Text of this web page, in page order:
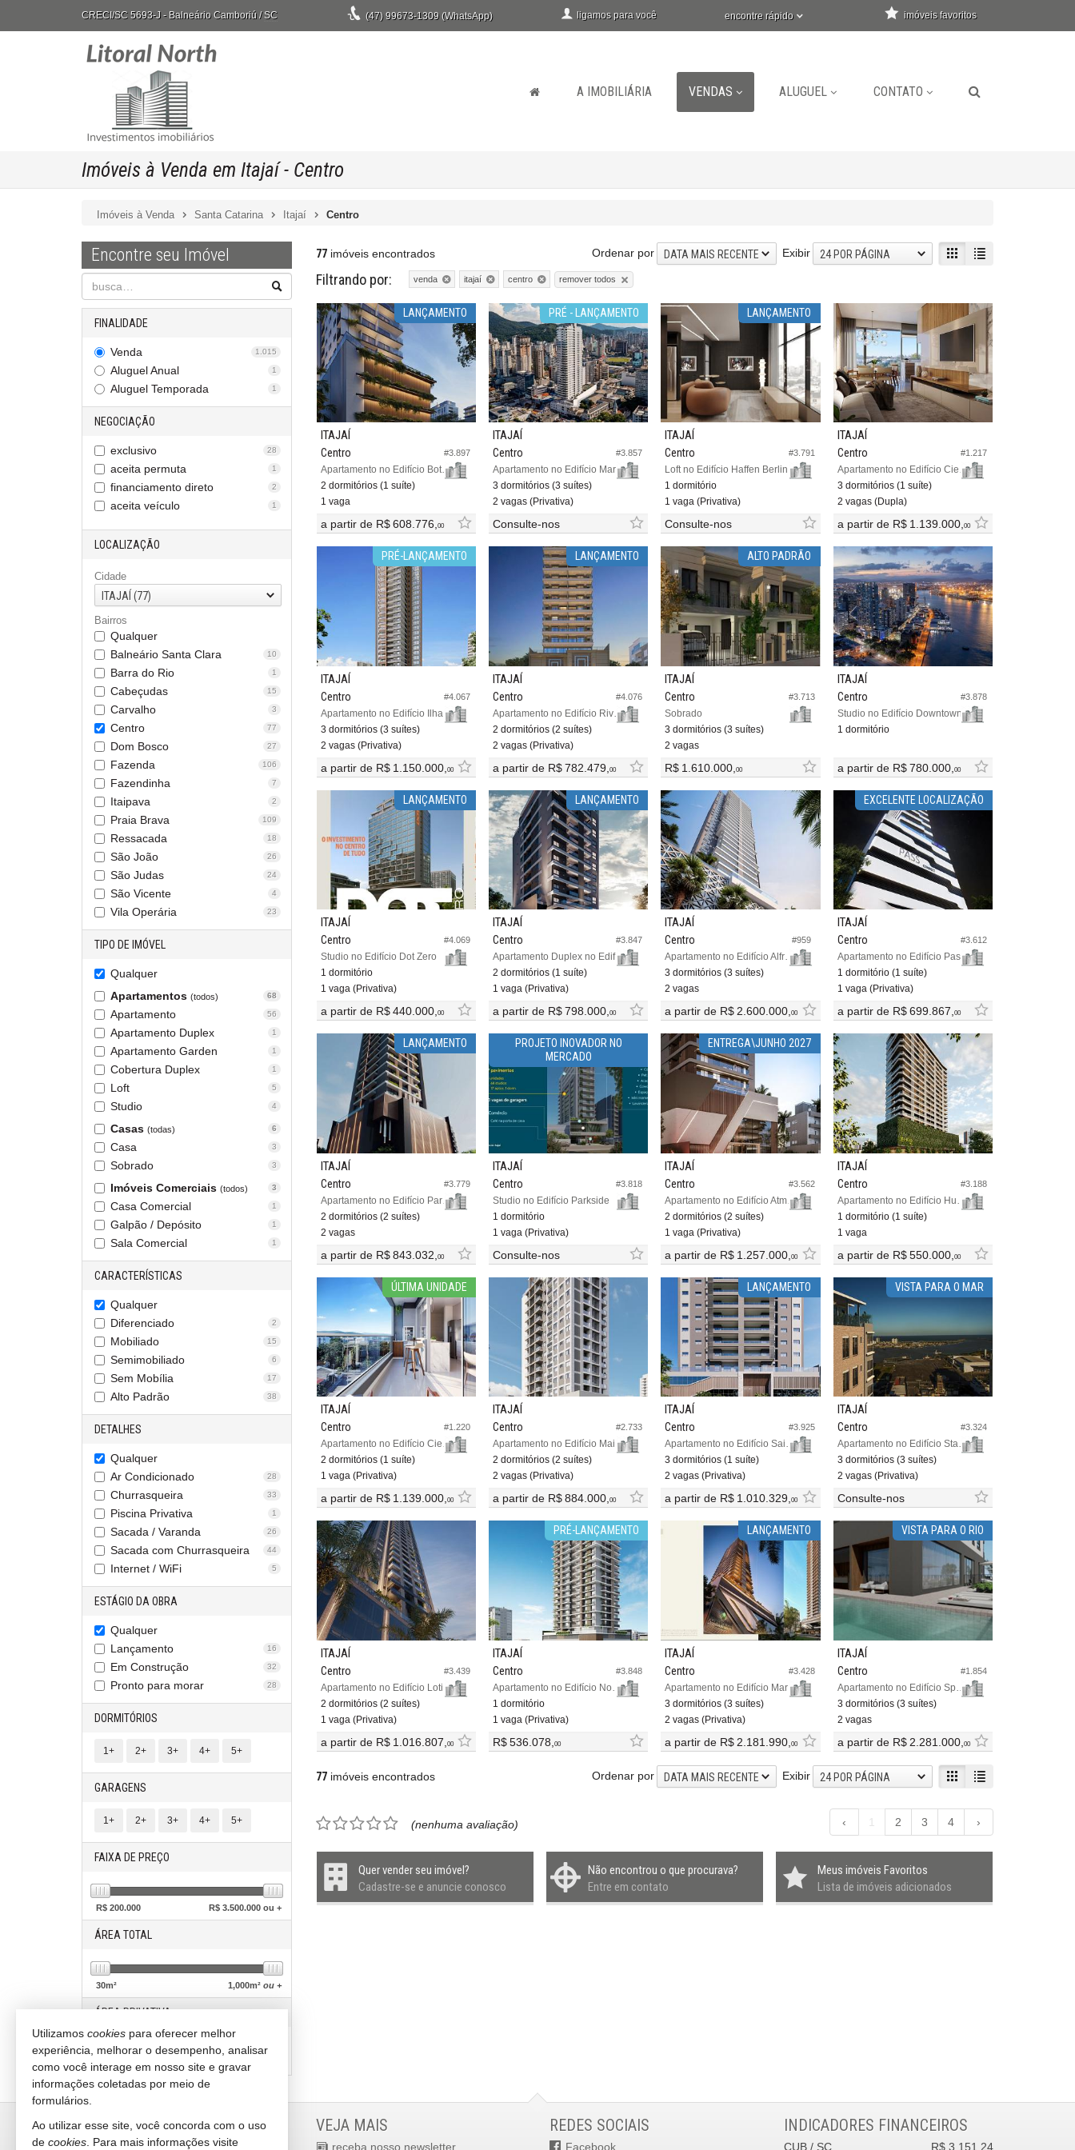
CRECI/SC 5693-J - Balneário Camboriú /SC (47) 99673-1309 (WhatsApp) ligamos para você encontre rápido imóveis favoritos
A IMOBILIÁRIA VENDAS ALUGUEL CONTATO
Imóveis à Venda em Itajaí - Centro
Imóveis à Venda Santa Catarina Itajaí Centro
Encontre seu Imóvel
FINALIDADE
Venda 1.015
Aluguel Anual 1
Aluguel Temporada 1
NEGOCIAÇÃO
exclusivo 28
aceita permuta 1
financiamento direto 2
aceita veículo 1
LOCALIZAÇÃO
Cidade
ITAJAÍ (77)
Bairros
Qualquer
Balneário Santa Clara
10
Barra do Rio 1
Cabeçudas 15
Carvalho 3
Centro 77
Dom Bosco 27
Fazenda 106
Fazendinha 7
Itaipava 2
Praia Brava 109
Ressacada 18
São João 26
São Judas 24
São Vicente 4
Vila Operária 23
TIPO DE IMÓVEL
Qualquer
Apartamentos (todos) 68
Apartamento 56
Apartamento Duplex 1
Apartamento Garden 1
Cobertura Duplex 1
Loft 5
Studio 4
Casas (todas) 6
Casa 3
Sobrado 3
Imóveis Comerciais (todos) 3
Casa Comercial 1
Galpão / Depósito 1
Sala Comercial 1
CARACTERÍSTICAS
Qualquer
Diferenciado
2
Mobiliado 15
Semimobiliado 6
Sem Mobília 17
Alto Padrão 38
DETALHES
Qualquer
Ar Condicionado
28
Churrasqueira 33
Piscina Privativa 1
Sacada / Varanda 26
Sacada com Churrasqueira 44
Internet / WiFi 5
ESTÁGIO DA OBRA
Qualquer
Lançamento
16
Em Construção 32
Pronto para morar 28
DORMITÓRIOS
1+ 2+ 3+ 4+ 5+
GARAGENS
1+ 2+ 3+ 4+ 5+
FAIXA DE PREÇO
R$ 200.000 R$ 3.500.000 ou +
ÁREA TOTAL
30m² 1,000m² ou +
ÁREA PRIVATIVA
20
77imóveis encontrados Exibir 24 POR PÁGINA
Ordenar por DATA MAIS RECENTE
Filtrando por: venda itajaí centro remover todos
LANÇAMENTO
#3.897
ITAJAÍ
Centro
Apartamento no Edifício Bothanic
2 dormitórios (1 suíte)
1 vaga
a partir de R$ 608.776,00
PRÉ - LANÇAMENTO
#3.857
ITAJAÍ
Centro
Apartamento no Edifício Marina Sky
3 dormitórios (3 suítes)
2 vagas (Privativa)
Consulte-nos
LANÇAMENTO
#3.791
ITAJAÍ
Centro
Loft no Edifício Haffen Berlin
1 dormitório
1 vaga (Privativa)
Consulte-nos
#1.217
ITAJAÍ
Centro
Apartamento no Edifício Cielo Di Amalfi
3 dormitórios (1 suíte)
2 vagas (Dupla)
a partir de R$ 1.139.000,00
PRÉ-LANÇAMENTO
#4.067
ITAJAÍ
Centro
Apartamento no Edifício Ilha de Cozumel
3 dormitórios (3 suítes)
2 vagas (Privativa)
a partir de R$ 1.150.000, 00
LANÇAMENTO
#4.076
ITAJAÍ
Centro
Apartamento no Edifício Rivello Residencial
2 dormitórios (2 suítes)
2 vagas (Privativa)
a partir de R$ 782.479, 00
ALTO PADRÃO
#3.713
ITAJAÍ
Centro
Sobrado
3 dormitórios (3 suítes)
2 vagas
R$ 1.610.000,00
#3.878
ITAJAÍ
Centro
Studio no Edifício Downtown
1 dormitório
a partir de R$ 780.000, 00
LANÇAMENTO
#4.069
ITAJAÍ
Centro
Studio no Edifício Dot Zero
1 dormitório
1 vaga (Privativa)
a partir de R$ 440.000,00
LANÇAMENTO
#3.847
ITAJAÍ
Centro
Apartamento Duplex no Edifício Urban Life Home
2 dormitórios (1 suíte)
1 vaga (Privativa)
a partir de R$ 798.000,00
#959
ITAJAÍ
Centro
Apartamento no Edifício Alfredo Volpi Residence
3 dormitórios (3 suítes)
2 vagas
a partir de R$ 2.600.000,00
EXCELENTE LOCALIZAÇÃO
#3.612
ITAJAÍ
Centro
Apartamento no Edifício Pass Connect
1 dormitório (1 suíte)
1 vaga (Privativa)
a partir de R$ 699.867,00
LANÇAMENTO
#3.779
ITAJAÍ
Centro
Apartamento no Edifício Paramount 116
2 dormitórios (2 suítes)
2 vagas
a partir de R$ 843.032, 00
PROJETO INOVADOR NO
MERCADO
#3.818
ITAJAÍ
Centro
Studio no Edifício Parkside
1 dormitório
1 vaga (Privativa)
Consulte-nos
ENTREGA\JUNHO 2027
#3.562
ITAJAÍ
Centro
Apartamento no Edifício Atman
2 dormitórios (2 suítes)
1 vaga (Privativa)
a partir de R$ 1.257.000,00
#3.188
ITAJAÍ
Centro
Apartamento no Edifício Hub 45
1 dormitório (1 suíte)
1 vaga
a partir de R$ 550.000, 00
ÚLTIMA UNIDADE
#1.220
ITAJAÍ
Centro
Apartamento no Edifício Cielo Di Amalfi
2 dormitórios (1 suíte)
1 vaga (Privativa)
a partir de R$ 1.139.000,00
#2.733
ITAJAÍ
Centro
Apartamento no Edifício Maiori
2 dormitórios (2 suítes)
2 vagas (Privativa)
a partir de R$ 884.000,00
LANÇAMENTO
#3.925
ITAJAÍ
Centro
Apartamento no Edifício Saint Malo
3 dormitórios (1 suíte)
2 vagas (Privativa)
a partir de R$ 1.010.329,00
VISTA PARA O MAR
#3.324
ITAJAÍ
Centro
Apartamento no Edifício Star Class Home
3 dormitórios (3 suítes)
2 vagas (Privativa)
Consulte-nos
#3.439
ITAJAÍ
Centro
Apartamento no Edifício Lotisa Art Tower
2 dormitórios (2 suítes)
1 vaga (Privativa)
a partir de R$ 1.016.807, 00
PRÉ-LANÇAMENTO
#3.848
ITAJAÍ
Centro
Apartamento no Edifício Now Residence
1 dormitório
1 vaga (Privativa)
R$ 536.078, 00
LANÇAMENTO
#3.428
ITAJAÍ
Centro
Apartamento no Edifício Marina Bay
3 dormitórios (3 suítes)
2 vagas (Privativa)
a partir de R$ 2.181.990,00
VISTA PARA O RIO
#1.854
ITAJAÍ
Centro
Apartamento no Edifício Space Soul
3 dormitórios (3 suítes)
2 vagas
a partir de R$ 2.281.000, 00
77imóveis encontrados Exibir 24 POR PÁGINA
Ordenar por DATA MAIS RECENTE
‹ 2 3 4 ›
(nenhuma avaliação)
Quer vender seu imóvel?
Cadastre-se e anuncie conosco
Não encontrou o que procurava?
Entre em contato
Meus imóveis Favoritos
Lista de imóveis adicionados
LITORAL NORTH IMÓVEIS
Balneário Camboriú -SC
VEJA MAIS
receba nosso newsletter
REDES SOCIAIS
Facebook
INDICADORES FINANCEIROS
CUB / SC R$ 3.151,24
Utilizamos cookies para oferecer melhor
experiência, melhorar o desempenho, analisar
como você interage em nosso site e gravar
informações coletadas por meio de
formulários.
Ao utilizar esse site, você concorda com o uso
de cookies . Para mais informações visite